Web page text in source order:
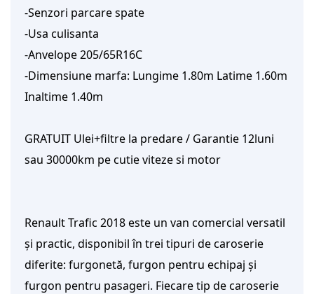
-Senzori parcare spate
-Usa culisanta
-Anvelope 205/65R16C
-Dimensiune marfa: Lungime 1.80m Latime 1.60m
Inaltime 1.40m
GRATUIT Ulei+filtre la predare / Garantie 12luni
sau 30000km pe cutie viteze si motor
Renault Trafic 2018 este un van comercial versatil
și practic, disponibil în trei tipuri de caroserie
diferite: furgonetă, furgon pentru echipaj și
furgon pentru pasageri. Fiecare tip de caroserie